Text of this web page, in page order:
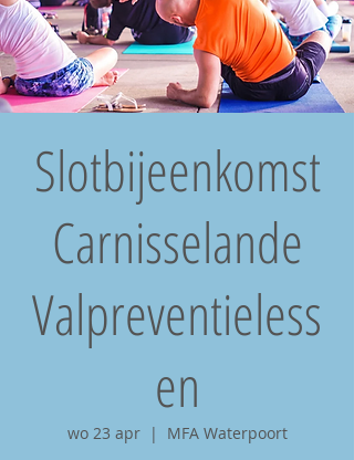
Slotbijeenkomst
Carnisselande
Valpreventieless
en
wo 23 apr
  |
MFA Waterpoort